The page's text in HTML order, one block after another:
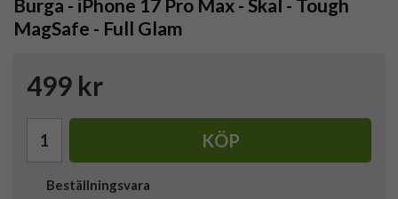
Burga - iPhone 17 Pro Max - Skal - Tough
MagSafe - Full Glam
499 kr
KÖP
Beställningsvara